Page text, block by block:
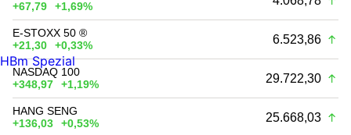
+67,79
+1,69%
E-STOXX 50 ®
+21,30
+0,33% 6.523,86
NASDAQ 100
+348,97
+1,19% 29.722,30
HANG SENG
+136,03
+0,53% 25.668,03
HBm Spezial